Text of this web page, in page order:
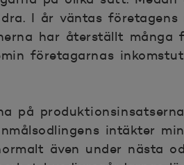
I år väntas
har återställt många
företagarnas
på
intäkter
även under nästa